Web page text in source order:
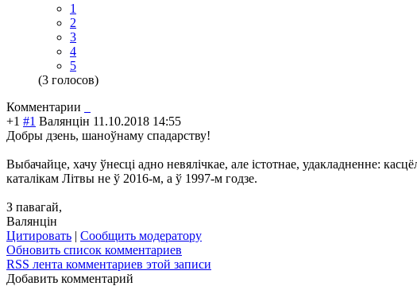
1
2
3
4
5
(3 голосов)
Комментарии
+1 #1 Валянцін 11.10.2018 14:55
Добры дзень, шаноўнаму спадарству!
Выбачайце, хачу ўнесці адно невялічкае, але істотнае, удакладненне:
каталікам Літвы не ў 2016-м, а ў 1997-м годзе.
З павагай,
Валянцін
Цитировать | Сообщить модератору
Обновить список комментариев
RSS лента комментариев этой записи
Добавить комментарий